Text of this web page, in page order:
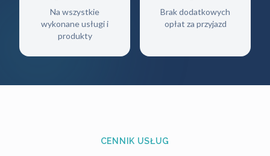
Na wszystkie
wykonane usługi i
produkty
Brak dodatkowych
opłat za przyjazd
CENNIK USŁUG